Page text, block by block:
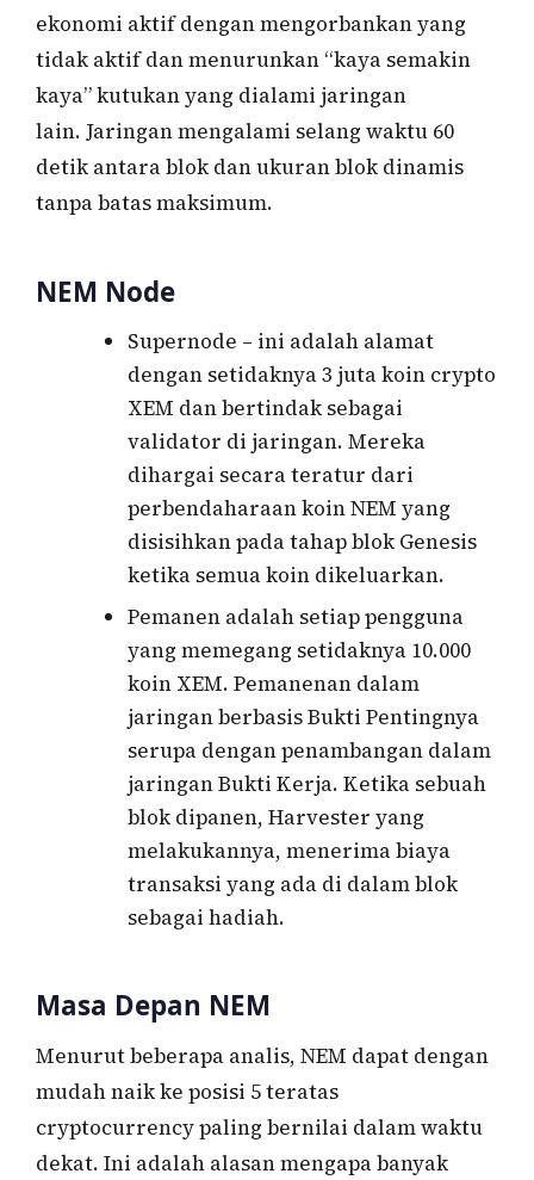
ekonomi aktif dengan mengorbankan yang
tidak aktif dan menurunkan “kaya semakin
kaya” kutukan yang dialami jaringan
lain. Jaringan mengalami selang waktu 60
detik antara blok dan ukuran blok dinamis
tanpa batas maksimum.
NEM Node
Supernode – ini adalah alamat
dengan setidaknya 3 juta koin crypto
XEM dan bertindak sebagai
validator di jaringan. Mereka
dihargai secara teratur dari
perbendaharaan koin NEM yang
disisihkan pada tahap blok Genesis
ketika semua koin dikeluarkan.
Pemanen adalah setiap pengguna
yang memegang setidaknya 10.000
koin XEM. Pemanenan dalam
jaringan berbasis Bukti Pentingnya
serupa dengan penambangan dalam
jaringan Bukti Kerja. Ketika sebuah
blok dipanen, Harvester yang
melakukannya, menerima biaya
transaksi yang ada di dalam blok
sebagai hadiah.
Masa Depan NEM
Menurut beberapa analis, NEM dapat dengan
mudah naik ke posisi 5 teratas
cryptocurrency paling bernilai dalam waktu
dekat. Ini adalah alasan mengapa banyak